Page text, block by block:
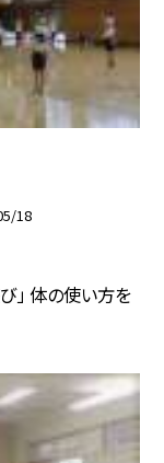
18
」 体の使い方を